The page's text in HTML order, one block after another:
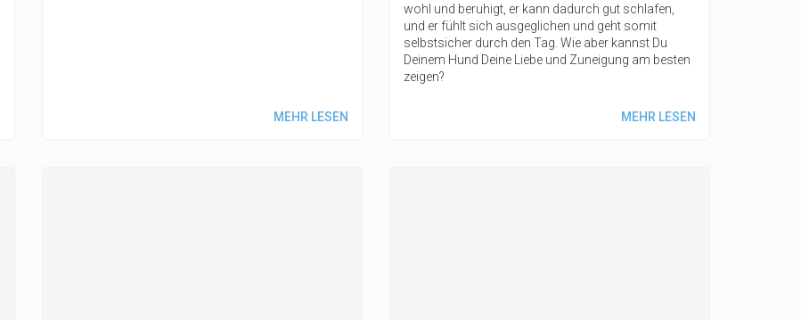
MEHR LESEN
wohl und beruhigt, er kann dadurch gut schlafen,
und er fühlt sich ausgeglichen und geht somit
selbstsicher durch den Tag. Wie aber kannst Du
Deinem Hund Deine Liebe und Zuneigung am besten
zeigen?
MEHR LESEN